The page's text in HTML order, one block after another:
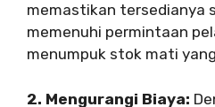
memastikan tersedianya
memenuhi permintaan
menumpuk stok mati
2. Mengurangi Biaya: